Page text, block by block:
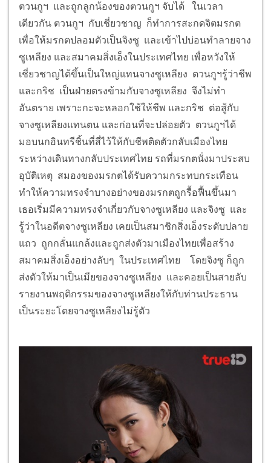
ตวนกูฯ และถูกลูกน้องของตวนกูฯ จับได้ ในเวลา
เดียวกัน ตวนกูฯ กับเชี่ยวชาญ ก็ทำการสะกดจิตมรกต
เพื่อให้มรกตปลอมตัวเป็นจิงซู และเข้าไปบ่อนทำลายจาง
ซูเหลียง และสมาคมสิ่งเอ็งในประเทศไทย เพื่อหวังให้
เชี่ยวชาญได้ขึ้นเป็นใหญ่แทนจางซูเหลียง ตวนกูฯรู้ว่าชีพ
และกริช เป็นฝ่ายตรงข้ามกับจางซูเหลียง จึงไม่ทำ
อันตราย เพราะกะจะหลอกใช้ให้ชีพ และกริช ต่อสู้กับ
จางซูเหลียงแทนตน และก่อนที่จะปล่อยตัว ตวนกูฯได้
มอบนกอินทรีชิ้นที่สี่ไว้ให้กับชีพติดตัวกลับเมืองไทย
ระหว่างเดินทางกลับประเทศไทย รถที่มรกตนั่งมาประสบ
อุบัติเหตุ สมองของมรกตได้รับความกระทบกระเทือน
ทำให้ความทรงจำบางอย่างของมรกตถูกรื้อฟื้นขึ้นมา
เธอเริ่มมีความทรงจำเกี่ยวกับจางซูเหลียง และจิงซู และ
รู้ว่าในอดีตจางซูเหลียง เคยเป็นสมาชิกสิ่งเอ็งระดับปลาย
แถว ถูกกลั่นแกล้งและถูกส่งตัวมาเมืองไทยเพื่อสร้าง
สมาคมสิ่งเอ็งอย่างลับๆ ในประเทศไทย โดยจิงซู ก็ถูก
ส่งตัวให้มาเป็นเมียของจางซูเหลียง และคอยเป็นสายลับ
รายงานพฤติกรรมของจางซูเหลียงให้กับท่านประธาน
เป็นระยะโดยจางซูเหลียงไม่รู้ตัว